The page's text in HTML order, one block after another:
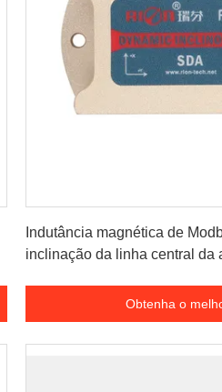
Indutância magnética de
inclinação da linha central da
Obtenha o